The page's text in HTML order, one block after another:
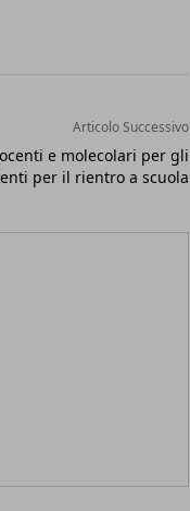
Articolo Successivo
e molecolari per gli
per il rientro a scuola